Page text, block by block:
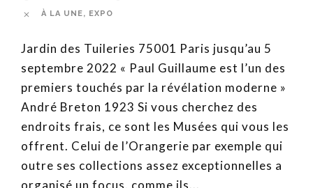
À LA UNE, EXPO
Jardin des Tuileries 75001 Paris jusqu’au 5
septembre 2022 « Paul Guillaume est l’un des
premiers touchés par la révélation moderne »
André Breton 1923 Si vous cherchez des
endroits frais, ce sont les Musées qui vous les
offrent. Celui de l’Orangerie par exemple qui
outre ses collections assez exceptionnelles a